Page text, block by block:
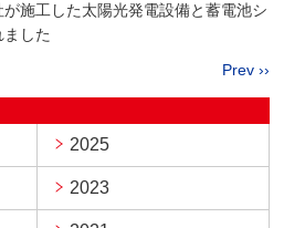
施工した太陽光発電設備と蓄電池シ
した
Prev ››
2025
2023